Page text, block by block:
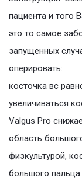
пациента и того
это то самое
запущенных
оперировать:
косточка вс
увеличиваться
Valgus Pro
область
физкультурой,
большого